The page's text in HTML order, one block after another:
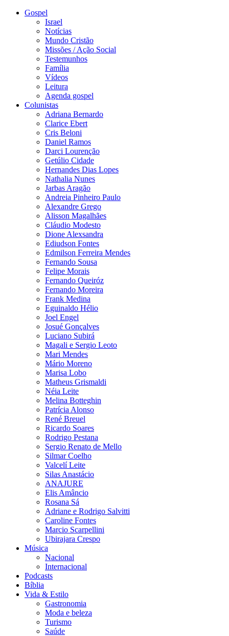
Gospel
Israel
Notícias
Mundo Cristão
Missões / Ação Social
Testemunhos
Família
Vídeos
Leitura
Agenda gospel
Colunistas
Adriana Bernardo
Clarice Ebert
Cris Beloni
Daniel Ramos
Darci Lourenção
Getúlio Cidade
Hernandes Dias Lopes
Nathalia Nunes
Jarbas Aragão
Andreia Pinheiro Paulo
Alexandre Grego
Alisson Magalhães
Cláudio Modesto
Dione Alexsandra
Ediudson Fontes
Edmilson Ferreira Mendes
Fernando Sousa
Felipe Morais
Fernando Queiróz
Fernando Moreira
Frank Medina
Eguinaldo Hélio
Joel Engel
Josué Gonçalves
Luciano Subirá
Magali e Sergio Leoto
Mari Mendes
Mário Moreno
Marisa Lobo
Matheus Grismaldi
Néia Leite
Melina Botteghin
Patrícia Alonso
René Breuel
Ricardo Soares
Rodrigo Pestana
Sergio Renato de Mello
Silmar Coelho
Valcelí Leite
Silas Anastácio
ANAJURE
Elis Amâncio
Rosana Sá
Adriane e Rodrigo Salvitti
Caroline Fontes
Marcio Scarpellini
Ubirajara Crespo
Música
Nacional
Internacional
Podcasts
Bíblia
Vida & Estilo
Gastronomia
Moda e beleza
Turismo
Saúde